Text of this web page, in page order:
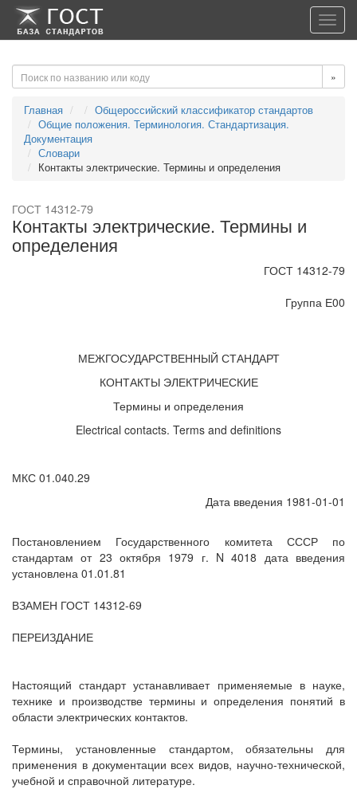
-->-->
»
Главная
Общероссийский классификатор стандартов
Общие положения. Терминология. Стандартизация.
Документация
Словари
Контакты электрические. Термины и определения
ГОСТ 14312-79
Контакты электрические. Термины и
определения
ГОСТ 14312-79
Группа Е00
МЕЖГОСУДАРСТВЕННЫЙ СТАНДАРТ
КОНТАКТЫ ЭЛЕКТРИЧЕСКИЕ
Термины и определения
Electrical contacts. Terms and definitions
МКС 01.040.29
Дата введения 1981-01-01
Постановлением Государственного комитета СССР по
стандартам от 23 октября 1979 г. N 4018 дата введения
установлена 01.01.81
ВЗАМЕН ГОСТ 14312-69
ПЕРЕИЗДАНИЕ
Настоящий стандарт устанавливает применяемые в науке,
технике и производстве термины и определения понятий в
области электрических контактов.
Термины, установленные стандартом, обязательны для
применения в документации всех видов, научно-технической,
учебной и справочной литературе.